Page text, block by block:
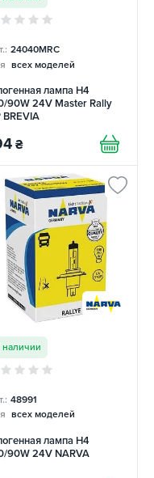
24040MRC
всех моделей
лампа H4
90W 24V Master Rally
BREVIA
₴
наличии
48991
всех моделей
лампа H4
90W 24V NARVA